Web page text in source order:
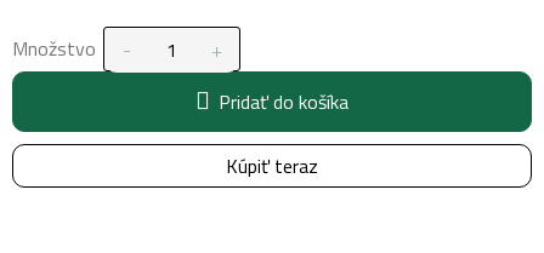
Množstvo
Pridať do košíka
Kúpiť teraz